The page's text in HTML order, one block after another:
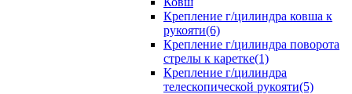
Крепление г/цилиндра ковша к
рукояти(6)
Крепление г/цилиндра поворота
стрелы к каретке(1)
Крепление г/цилиндра
телескопической рукояти(5)